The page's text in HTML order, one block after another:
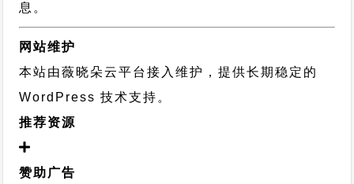
息。
网站维护
本站由薇晓朵云平台接入维护，提供长期稳定的
WordPress 技术支持 。
推荐资源
赞助广告